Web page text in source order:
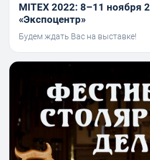
MITEX 2022: 8–11 ноября
«Экспоцентр»
Будем ждать Вас на выставке!